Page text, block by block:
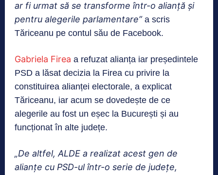
ar fi urmat să se transforme într-o alianţă și
pentru alegerile parlamentare”a scris
Tăriceanu pe contul său de Facebook.
Gabriela Firea a refuzat alianța iar președintele
PSD a lăsat decizia la Firea cu privire la
constituirea alianței electorale, a explicat
Tăriceanu, iar acum se dovedește de ce
alegerile au fost un eșec la București și au
funcționat în alte județe.
„De altfel, ALDE a realizat acest gen de
alianțe cu PSD-ul într-o serie de județe,